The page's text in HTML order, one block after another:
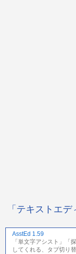
「テキストエ
AsstEd 1.59
「単文字アシスト」「
してくれる、タブ切り